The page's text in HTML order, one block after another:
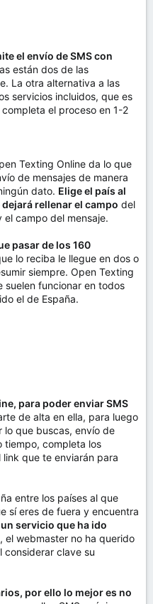
el envío de SMS con
están dos de las
La otra alternativa a las
servicios incluidos, que es
el proceso en 1-2
Texting Online da lo que
de mensajes de manera
dato. Elige el país al
rellenar el campo del
campo del mensaje.
pasar de los 160
lo reciba le llegue en dos o
siempre. Open Texting
suelen funcionar en todos
el de España.
para poder enviar SMS
de alta en ella, para luego
que buscas, envío de
tiempo, completa los
que te enviarán para
entre los países al que
sí eres de fuera y encuentra
un servicio que ha ido
, el webmaster no ha querido
considerar clave su
por ello lo mejor es no